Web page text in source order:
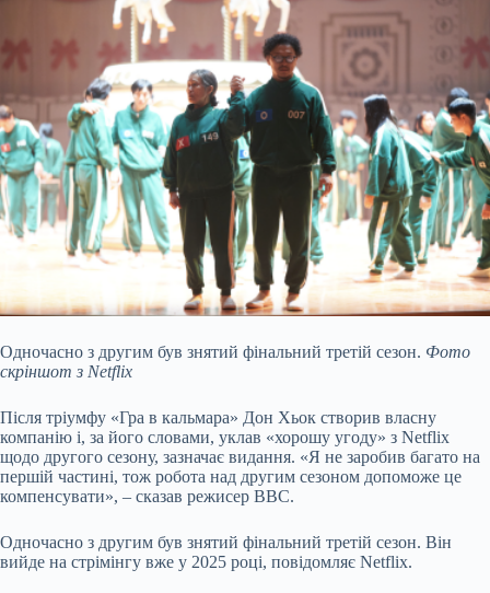
Одночасно з другим був знятий фінальний третій сезон. Фото
скріншот з Netflix
Після тріумфу «Гра в кальмара» Дон Хьок створив власну
компанію і, за його словами, уклав «хорошу угоду» з Netflix
щодо другого сезону, зазначає видання. «Я не заробив багато на
першій частині, тож робота над другим сезоном допоможе це
компенсувати», – сказав режисер BBC.
Одночасно з другим був знятий фінальний третій сезон. Він
вийде на стрімінгу вже у 2025 році, повідомляє Netflix.